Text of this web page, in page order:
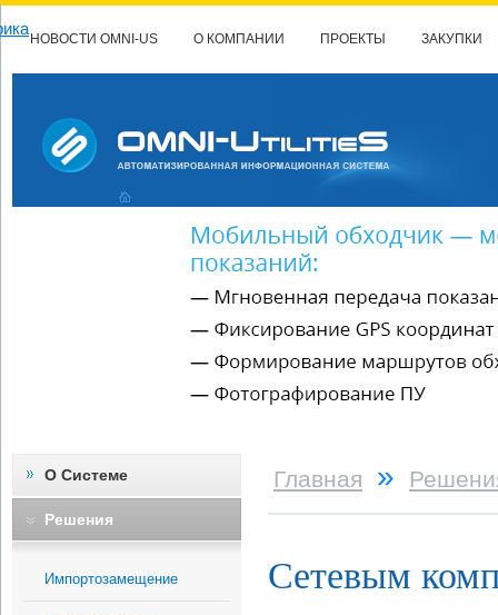
НОВОСТИ OMNI-US О КОМПАНИИ ПРОЕКТЫ ЗАКУПКИ
О Системе
Решения
Импортозамещение
Главная »
Сетевым